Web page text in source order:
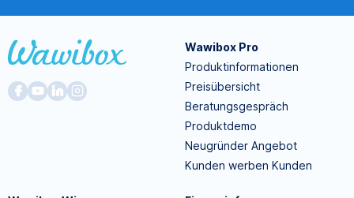
Wawibox Pro
Produktinformationen
Preisübersicht
Beratungsgespräch
Produktdemo
Neugründer Angebot
Kunden werben Kunden